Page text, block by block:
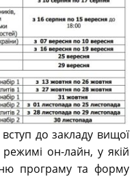
до закладу вищої
он-лайн, у якій
програму та форму